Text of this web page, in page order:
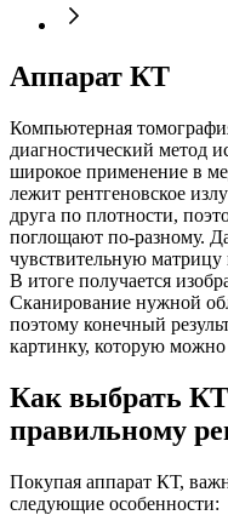
Аппарат КТ
Компьютерная
диагностический метод
широкое применение в
лежит рентгеновское
друга по плотности,
поглощают по-разному.
чувствительную
В итоге получается
Сканирование нужной
поэтому конечный
картинку, которую
Как выбрать
правильному
Покупая аппарат КТ,
следующие особенности: